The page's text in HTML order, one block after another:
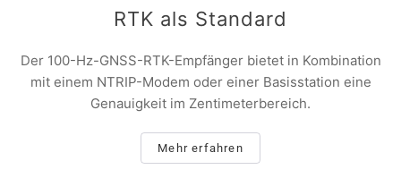
RTK als Standard
Der 100-Hz-GNSS-RTK-Empfänger bietet in Kombination
mit einem NTRIP-Modem oder einer Basisstation eine
Genauigkeit im Zentimeterbereich.
Mehr erfahren